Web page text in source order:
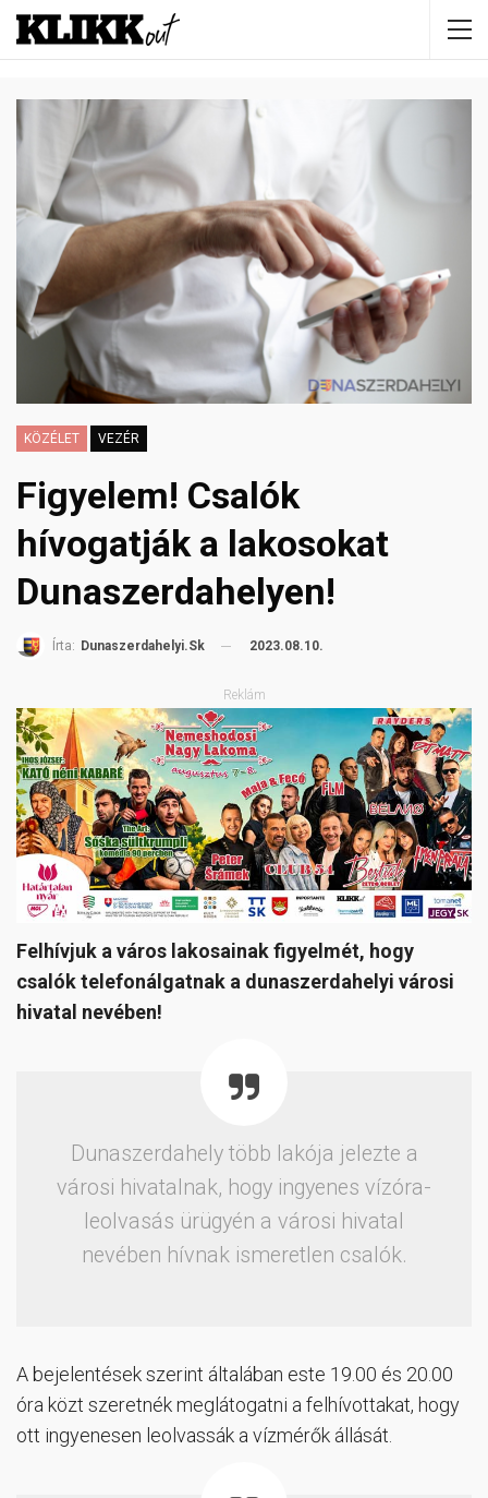
KÖZÉLET VEZÉR
Figyelem! Csalók
hívogatják a lakosokat
Dunaszerdahelyen!
Írta: Dunaszerdahelyi.sk 2023.08.10.
Reklám
Felhívjuk a város lakosainak figyelmét, hogy
csalók telefonálgatnak a dunaszerdahelyi városi
hivatal nevében!
Dunaszerdahely több lakója jelezte a
városi hivatalnak, hogy ingyenes vízóra-
leolvasás ürügyén a városi hivatal
nevében hívnak ismeretlen csalók.
A bejelentések szerint általában este 19.00 és 20.00
óra közt szeretnék meglátogatni a felhívottakat, hogy
ott ingyenesen leolvassák a vízmérők állását.